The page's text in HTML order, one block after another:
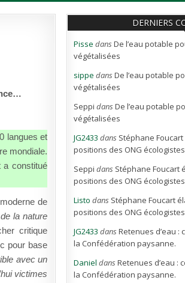
langues et
mondiale.
a constitué
de
la nature
critique
pour base
avec un
victimes
DERNIERS
Pisse dansDe l’eau potable
végétalisées
sippe dansDe l’eau potable
végétalisées
Seppi dansDe l’eau potable
végétalisées
JG2433 dans Stéphane
positions des ONG
Seppi dans Stéphane Foucart
positions des ONG
Listo dans Stéphane Foucart
positions des ONG
JG2433 dansRetenues d’eau :
la Confédération paysanne.
Daniel dansRetenues d’eau :
la Confédération paysanne.